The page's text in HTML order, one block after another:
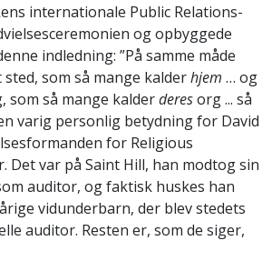
internationale Public Relations-
og opbyggede
indledning: ”På samme måde
som så mange kalderhjem … og
som så mange kalderderesorg ... så
varig personlig betydning for David
for Religious
Det var på Saint Hill, han modtog sin
auditor, og faktisk huskes han
vidunderbarn, der blev stedets
auditor. Resten er, som de siger,